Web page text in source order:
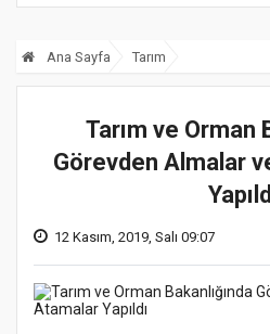
Ana Sayfa Tarım
Tarım ve Orman
Görevden Almalar
12 Kasım, 2019, Salı 09:07